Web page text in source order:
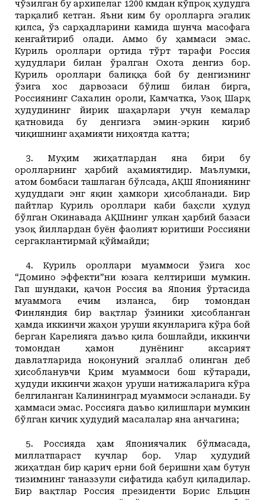
чўзилган бу архипелаг 1200 кмдан кўпроқ ҳудудга
тарқалиб кетган. Яъни ким бу оролларга эгалик
қилса, ўз сарҳадларини камида шунча масофага
кенгайтириб олади. Аммо бу ҳаммаси эмас.
Куриль ороллари ортида тўрт тарафи Россия
ҳудудлари билан ўралган Охота денгиз бор.
Куриль ороллари балиққа бой бу денгизнинг
ўзига хос дарвозаси бўлиш билан бирга,
Россиянинг Сахалин ороли, Камчатка, Узоқ Шарқ
ҳудудининг йирик шаҳарлари учун кемалар
қатновида бу денгизга эмин-эркин кириб
чиқишнинг аҳамияти ниҳоятда катта;
3. Муҳим жиҳатлардан яна бири бу
оролларнинг ҳарбий аҳамиятидир. Маълумки,
атом бомбаси ташлаган бўлсада, АҚШ Япониянинг
ҳудуддаги энг яқин ҳамкори ҳисобланади. Бир
пайтлар Куриль ороллари каби баҳсли ҳудуд
бўлган Окинавада АҚШнинг улкан ҳарбий базаси
узоқ йиллардан буён фаолият юритиши Россияни
сергаклантирмай қўймайди;
4. Куриль ороллари муаммоси ўзига хос
“Домино эффекти”ни юзага келтириши мумкин.
Гап шундаки, қачон Россия ва Япония ўртасида
муаммога ечим изланса, бир томондан
Финляндия бир вақтлар ўзиники ҳисобланган
ҳамда иккинчи жаҳон уруши якунларига кўра бой
берган Карелияга даъво қилабошлайди, иккинчи
томондан ҳамон дунёнинг аксарият
давлатларида ноқонуний эгаллаб олинган деб
ҳисобланувчи Қрим муаммоси бош кўтаради,
ҳудуди иккинчи жаҳон уруши натижаларига кўра
белгиланган Калининград муаммоси эсланади. Бу
ҳаммаси эмас. Россияга даъво қилишлари мумкин
бўлган кичик ҳудудий масалалар яна анчагина;
5. Россияда ҳам Япониячалик бўлмасада,
миллатпараст кучлар бор. Улар ҳудудий
жиҳатдан бир қарич ерни бой беришни ҳам бутун
тизимнинг таназзули сифатида қабул қиладилар.
Бир вақтлар Россия президенти Борис Ельцин